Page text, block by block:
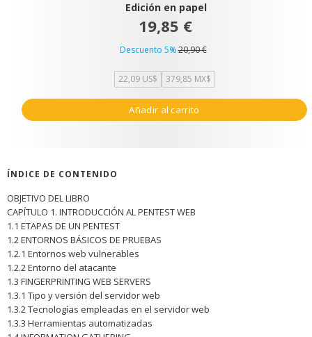
Edición en papel
19,85 €
Descuento 5%20,90 €
22,09 US$ 379,85 MX$
Añadir al carrito
ÍNDICE DE CONTENIDO
OBJETIVO DEL LIBRO
CAPÍTULO 1. INTRODUCCIÓN AL PENTEST WEB
1.1 ETAPAS DE UN PENTEST
1.2 ENTORNOS BÁSICOS DE PRUEBAS
1.2.1 Entornos web vulnerables
1.2.2 Entorno del atacante
1.3 FINGERPRINTING WEB SERVERS
1.3.1 Tipo y versión del servidor web
1.3.2 Tecnologías empleadas en el servidor web
1.3.3 Herramientas automatizadas